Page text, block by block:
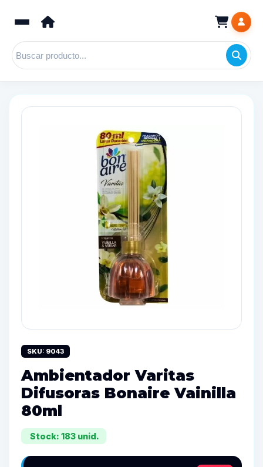
SKU: 9043
Ambientador Varitas
Difusoras Bonaire Vainilla
80ml
Stock: 183 unid.